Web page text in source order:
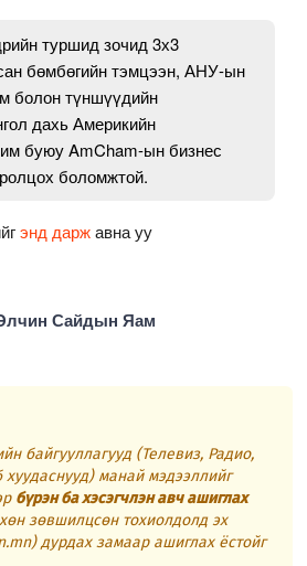
туршид зочид 3х3
бөмбөгийн тэмцээн, АНУ-ын
болон түншүүдийн
дахь Америкийн
буюу AmCham-ын бизнес
боломжтой.
энд даржавна уу
Сайдын Яам
байгууллагууд (Телевиз, Радио,
манай мэдээллийг
бүрэн ба хэсэгчлэн авч ашиглах
зөвшилцсөн тохиолдолд эх
дурдах замаар ашиглах ёстойг